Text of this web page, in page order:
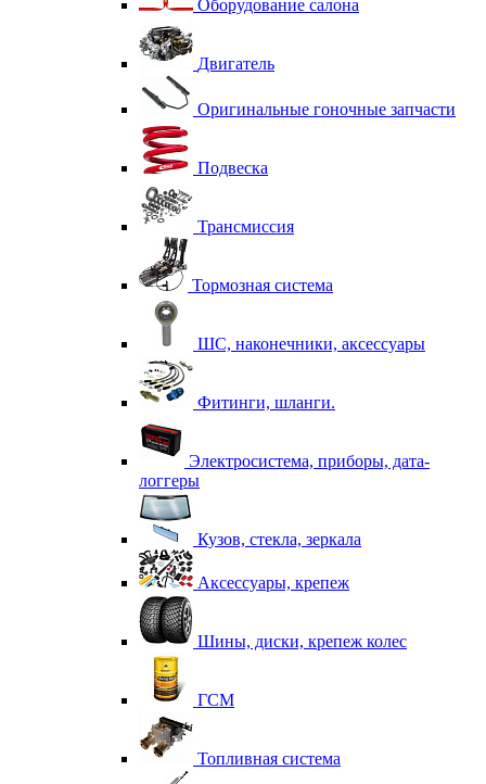
Оборудование салона
Двигатель
Оригинальные гоночные запчасти
Подвеска
Трансмиссия
Тормозная система
ШС, наконечники, аксессуары
Фитинги, шланги.
Электросистема, приборы, дата-
логгеры
Кузов, стекла, зеркала
Аксессуары, крепеж
Шины, диски, крепеж колес
ГСМ
Топливная система